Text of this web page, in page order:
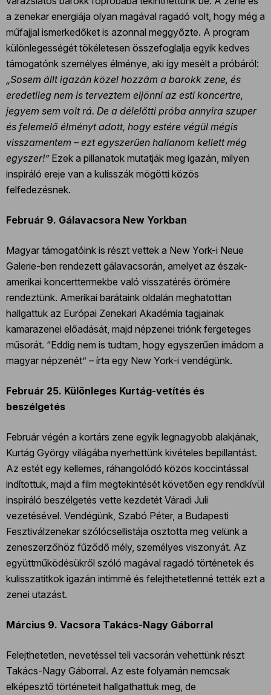
a zenekar energiája olyan magával ragadó volt, hogy még a
műfajjal ismerkedőket is azonnal meggyőzte. A program
különlegességét tökéletesen összefoglalja egyik kedves
támogatónk személyes élménye, aki így mesélt a próbáról:
„Sosem állt igazán közel hozzám a barokk zene, és
eredetileg nem is terveztem eljönni az esti koncertre,
jegyem sem volt rá. De a délelőtti próba annyira szuper
és felemelő élményt adott, hogy estére végül mégis
visszamentem – ezt egyszerűen hallanom kellett még
egyszer!”Ezek a pillanatok mutatják meg igazán, milyen
inspiráló ereje van a kulisszák mögötti közös
felfedezésnek.
Február 9. Gálavacsora New Yorkban
Magyar támogatóink is részt vettek a New York-i Neue
Galerie-ben rendezett gálavacsorán, amelyet az észak-
amerikai koncerttermekbe való visszatérés örömére
rendeztünk. Amerikai barátaink oldalán meghatottan
hallgattuk az Európai Zenekari Akadémia tagjainak
kamarazenei előadását, majd népzenei triónk fergeteges
műsorát. “Eddig nem is tudtam, hogy egyszerűen imádom a
magyar népzenét” – írta egy New York-i vendégünk.
Február 25. Különleges Kurtág-vetítés és
beszélgetés
Február végén a kortárs zene egyik legnagyobb alakjának,
Kurtág György világába nyerhettünk kivételes bepillantást.
Az estét egy kellemes, ráhangolódó közös koccintással
indítottuk, majd a film megtekintését követően egy rendkívül
inspiráló beszélgetés vette kezdetét Váradi Juli
vezetésével. Vendégünk, Szabó Péter, a Budapesti
Fesztiválzenekar szólócsellistája osztotta meg velünk a
zeneszerzőhöz fűződő mély, személyes viszonyát. Az
együttműködésükről szóló magával ragadó történetek és
kulisszatitkok igazán intimmé és felejthetetlenné tették ezt a
zenei utazást.
Március 9. Vacsora Takács-Nagy Gáborral
Felejthetetlen, nevetéssel teli vacsorán vehettünk részt
Takács-Nagy Gáborral. Az este folyamán nemcsak
elképesztő történeteit hallgathattuk meg, de